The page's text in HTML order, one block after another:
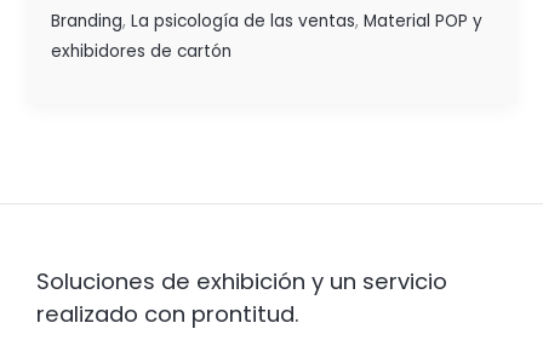
Branding, La psicología de las ventas, Material POP y
exhibidores de cartón
Soluciones de exhibición y un servicio
realizado con prontitud.